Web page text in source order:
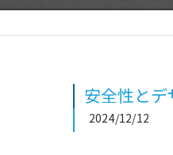
安全性と
2024/12/12